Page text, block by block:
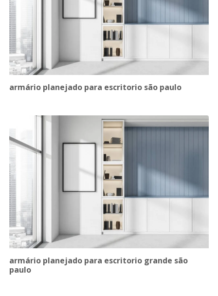
armário planejado para escritorio são paulo
armário planejado para escritorio grande são
paulo